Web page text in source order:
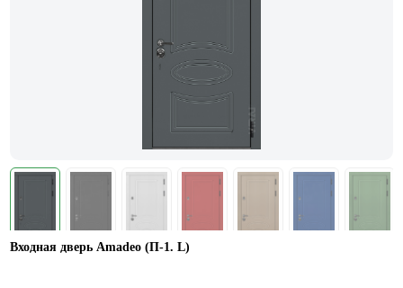
Входная дверь Amadeo (П-1. L)